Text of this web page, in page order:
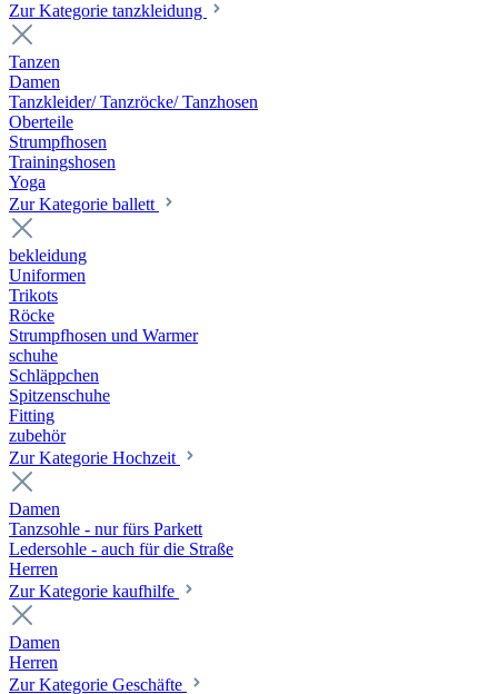
Zur Kategorie tanzkleidung
Tanzen
Damen
Tanzkleider/ Tanzröcke/ Tanzhosen
Oberteile
Strumpfhosen
Trainingshosen
Yoga
Zur Kategorie ballett
bekleidung
Uniformen
Trikots
Röcke
Strumpfhosen und Warmer
schuhe
Schläppchen
Spitzenschuhe
Fitting
zubehör
Zur Kategorie Hochzeit
Damen
Tanzsohle - nur fürs Parkett
Ledersohle - auch für die Straße
Herren
Zur Kategorie kaufhilfe
Damen
Herren
Zur Kategorie Geschäfte